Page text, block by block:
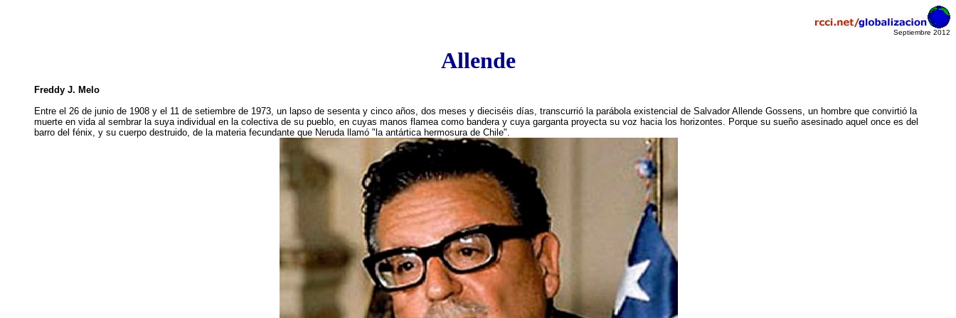
Septiembre 2012
Allende
Freddy J. Melo
Entre el 26 de junio de 1908 y el 11 de setiembre de 1973, un lapso de sesenta y cinco años, dos meses y dieciséis días, transcurrió la parábola existencial de Salvador Allende Gossens, un hombre que convirtió la
muerte en vida al sembrar la suya individual en la colectiva de su pueblo, en cuyas manos flamea como bandera y cuya garganta proyecta su voz hacia los horizontes. Porque su sueño asesinado aquel once es del
barro del fénix, y su cuerpo destruido, de la materia fecundante que Neruda llamó "la antártica hermosura de Chile".